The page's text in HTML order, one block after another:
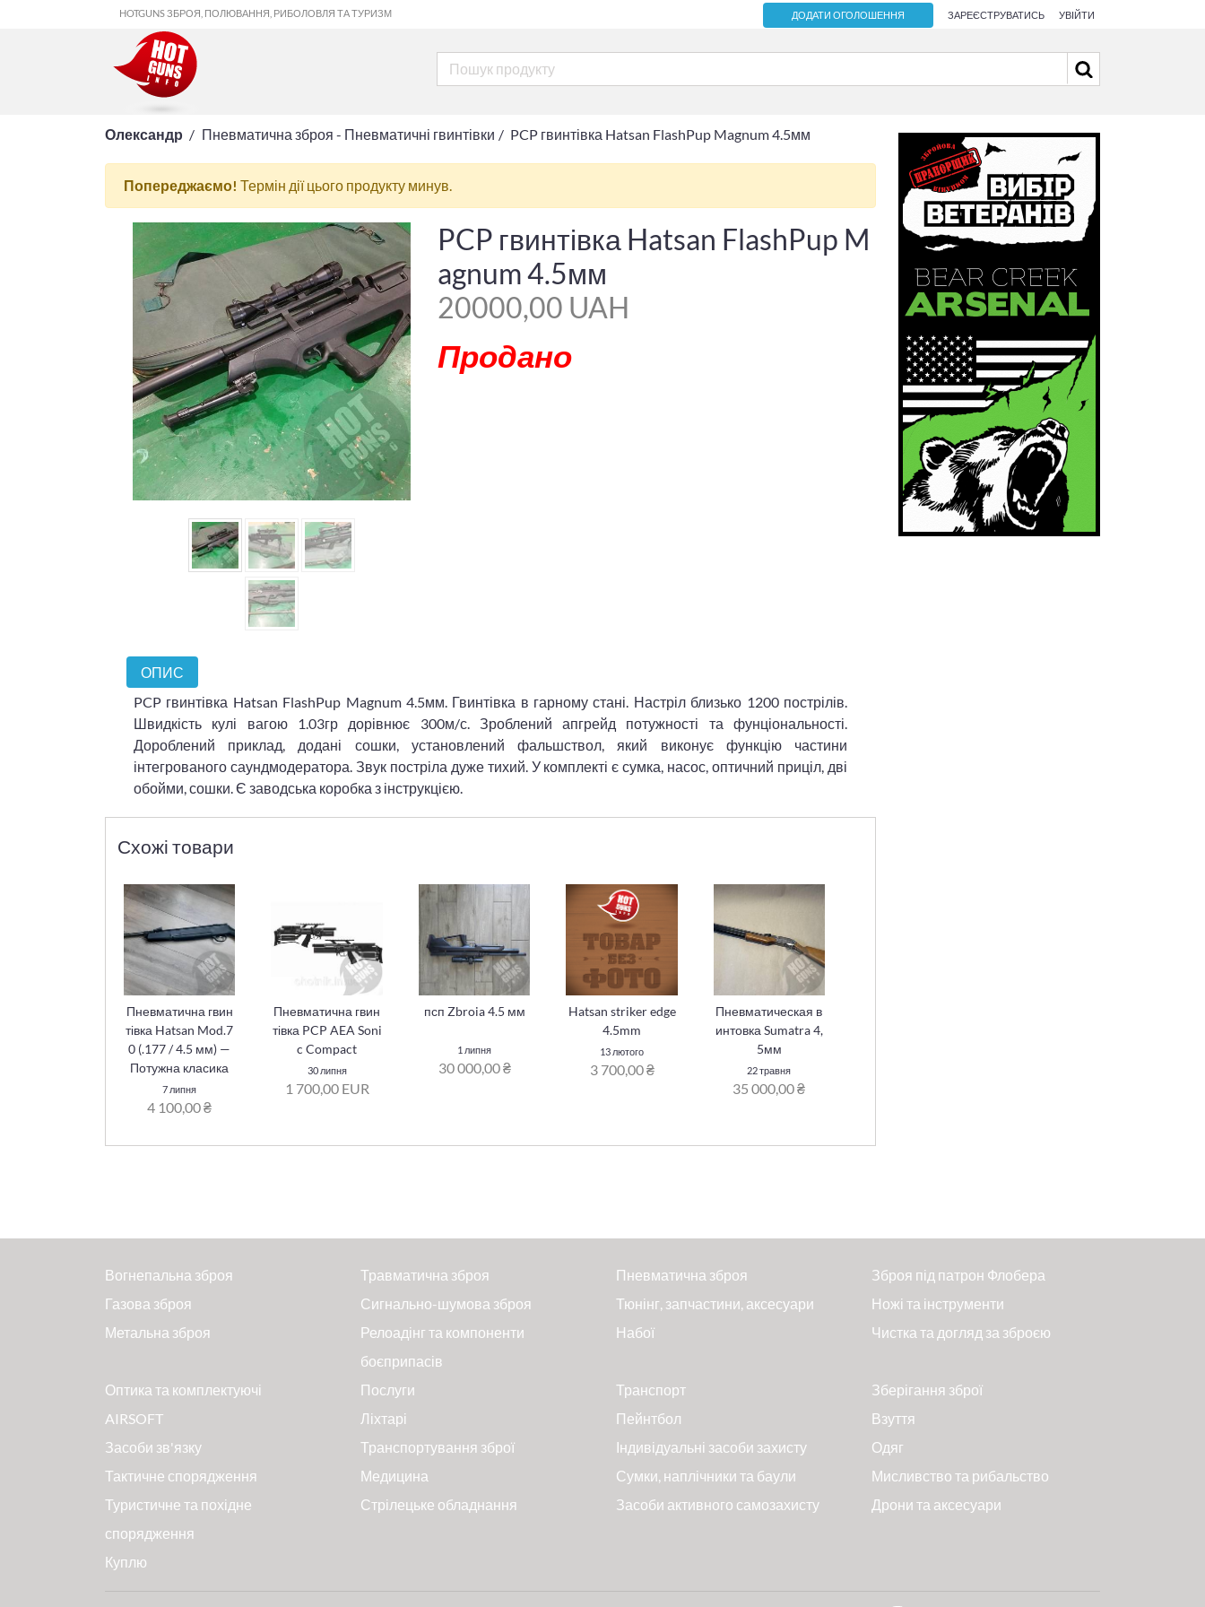
HOTGUNS ЗБРОЯ, ПОЛЮВАННЯ, РИБОЛОВЛЯ ТА ТУРИЗМ ДОДАТИ ОГОЛОШЕННЯ ЗАРЕЄСТРУВАТИСЬ УВІЙТИ
Олександр Пневматична зброя - Пневматичні гвинтівки PCP гвинтівка Hatsan FlashPup Magnum 4.5мм
Попереджаємо! Термін дії цього продукту минув.
PCP гвинтівка Hatsan FlashPup M
agnum 4.5мм
20000,00 UAH
Продано
ОПИС
PCP гвинтівка Hatsan FlashPup Magnum 4.5мм. Гвинтівка в гарному стані. Настріл близько 1200 пострілів.
Швидкість кулі вагою 1.03гр дорівнює 300м/с. Зроблений апгрейд потужності та фунціональності.
Дороблений приклад, додані сошки, установлений фальшствол, який виконує функцію частини
інтегрованого саундмодератора. Звук постріла дуже тихий. У комплекті є сумка, насос, оптичний приціл, дві
обойми, сошки. Є заводська коробка з інструкцією.
Схожі товари
Пневматична гвин
тівка Hatsan Mod.7
0 (.177 / 4.5 мм) —
Потужна класика
7 липня
4 100,00 ₴
Пневматична гвин
тівка PCP AEA Soni
c Compact
30 липня
1 700,00 EUR
псп Zbroia 4.5 мм
1 липня
30 000,00 ₴
Hatsan striker edge
4.5mm
13 лютого
3 700,00 ₴
Пневматическая в
интовка Sumatra 4,
5мм
22 травня
35 000,00 ₴
Вогнепальна зброя Травматична зброя Пневматична зброя
Зброя під патрон Флобера
Газова зброя
Сигнально-шумова зброя Тюнінг, запчастини, аксесуари
Ножі та інструменти
Метальна зброя
Релоадінг та компоненти
боєприпасів
Набої Чистка та догляд за зброєю
Оптика та комплектуючі Послуги Транспорт
Зберігання зброї
AIRSOFT
Ліхтарі Пейнтбол
Взуття
Засоби зв'язку
Транспортування зброї Індивідуальні засоби захисту
Одяг
Тактичне спорядження
Медицина Сумки, наплічники та баули
Мисливство та рибальство
Туристичне та похідне
спорядження
Стрілецьке обладнання Засоби активного самозахисту Дрони та аксесуари
Куплю